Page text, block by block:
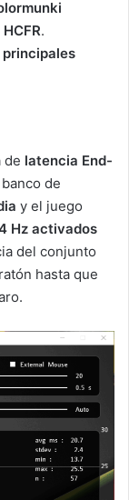
CFR.
de latencia End-
de
y el juego
Hz activados
del conjunto
hasta que